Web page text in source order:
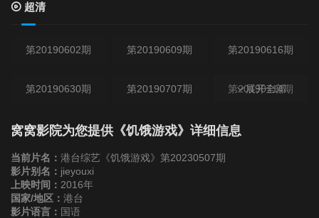
超清
第20190602期 第20190609期 第20190616期
第20190630期 第20190707期 第20190714期
第20190721期 第20190723期 第20190728期
第20190804期
第20190825期
展开全部
窝窝影院为您提供《饥饿游戏》详细信息
当前片名： 港台综艺《饥饿游戏》第20230507期
影片别名： jieyouxi
上映时间： 2016年
国家/地区： 港台
影片语言： 国语